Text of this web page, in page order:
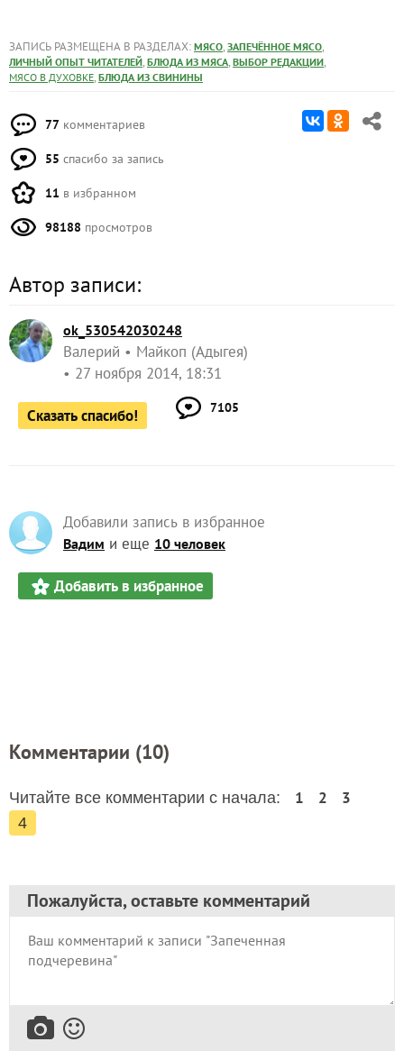
ЗАПИСЬ РАЗМЕЩЕНА В РАЗДЕЛАХ: МЯСО, ЗАПЕЧЁННОЕ МЯСО,
ЛИЧНЫЙ ОПЫТ ЧИТАТЕЛЕЙ, БЛЮДА ИЗ МЯСА, ВЫБОР РЕДАКЦИИ,
МЯСО В ДУХОВКЕ, БЛЮДА ИЗ СВИНИНЫ
77 комментариев
55 спасибо за запись
11 в избранном
98188 просмотров
Автор записи:
ok_530542030248
Валерий
Майкоп (Адыгея)
27 ноября 2014, 18:31
Сказать спасибо! 7105
Добавили запись в избранное
Вадим и еще 10 человек
Добавить в избранное
Комментарии (10)
Читайте все комментарии с начала: 1 2 3
4
Пожалуйста, оставьте комментарий